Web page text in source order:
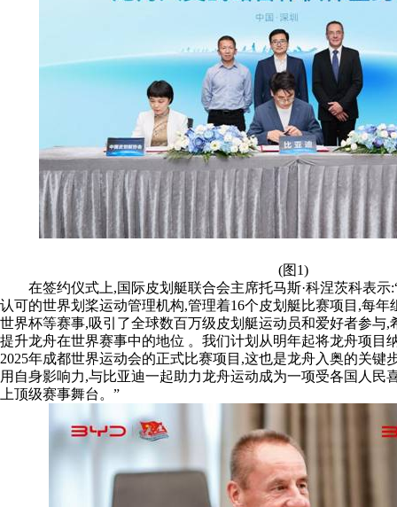
(图1)
在签约仪式上,国际皮划艇联合会主席托马斯·科涅茨科表示
认可的世界划桨运动管理机构,管理着16个皮划艇比赛项目,每年
世界杯等赛事,吸引了全球数百万级皮划艇运动员和爱好者参与,
提升龙舟在世界赛事中的地位 。我们计划从明年起将龙舟项目
2025年成都世界运动会的正式比赛项目,这也是龙舟入奥的关键
用自身影响力,与比亚迪一起助力龙舟运动成为一项受各国人民
上顶级赛事舞台。”